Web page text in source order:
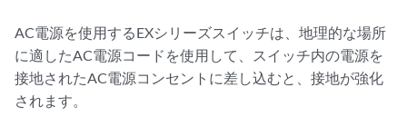
AC電源を使用するEXシリーズスイッチは、地理的な場所
に適したAC電源コードを使用して、スイッチ内の電源を
接地されたAC電源コンセントに差し込むと、接地が強化
されます。